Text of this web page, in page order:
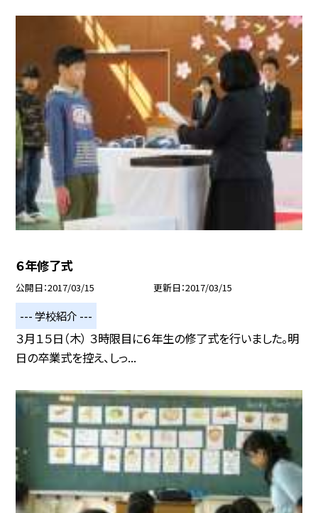
６年修了式
公開日 2017/03/15 更新日 2017/03/15
--- 学校紹介 ---
３月１５日（木） ３時限目に６年生の修了式を行いました。明
日の卒業式を控え、しっ...